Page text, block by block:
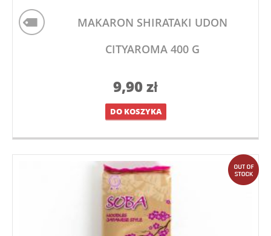
MAKARON SHIRATAKI UDON
CITYAROMA 400 G
9,90zł
DO KOSZYKA